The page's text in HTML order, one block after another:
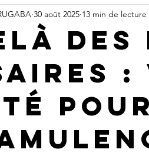
des
30 août 2025 13 min de lecture